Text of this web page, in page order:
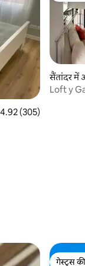
रेटिंग 5 में से 4.92, 305
4.92 (305)
सैंतांदर में
Loft y
गेस्ट्स